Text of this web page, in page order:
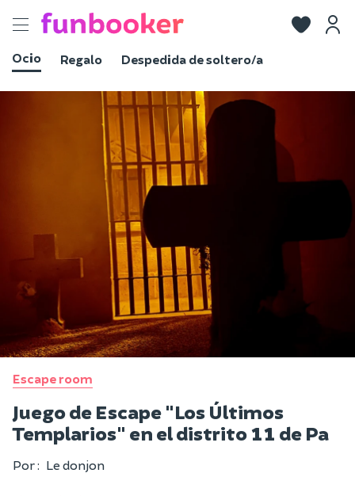
Toggle
Ocio
Regalo Despedida de soltero/a
Ver fotos
Escape room
Juego de Escape "Los Últimos
Templarios" en el distrito 11 de Pa
Por : Le donjon